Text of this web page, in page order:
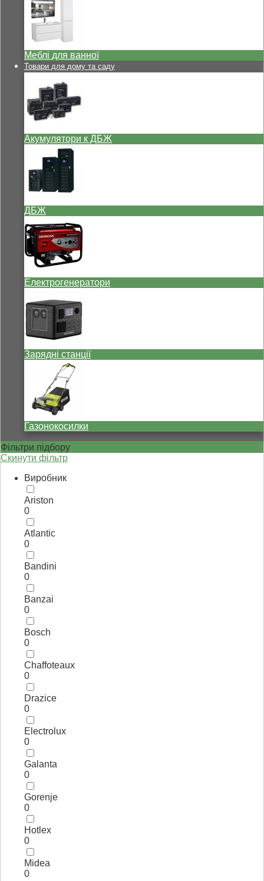
Меблі для ванної
Товари для дому та саду
Акумулятори к ДБЖ
ДБЖ
Електрогенератори
Зарядні станції
Газонокосилки
Фільтри підбору
Скинути фільтр
Виробник
Ariston
0
Atlantic
0
Bandini
0
Banzai
0
Bosch
0
Chaffoteaux
0
Drazice
0
Electrolux
0
Galanta
0
Gorenje
0
Hotlex
0
Midea
0